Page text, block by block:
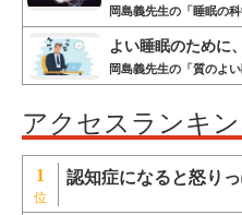
岡島義先生の「睡眠の
よい睡眠のために
岡島義先生の「質のよ
アクセスランキ
1 認知症になると怒り